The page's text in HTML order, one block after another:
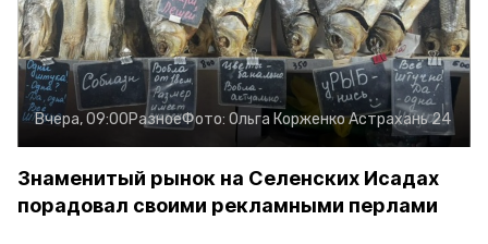
Вчера, 09:00РазноеФото: Ольга КорженкоАстрахань 24
Знаменитый рынок на Селенских Исадах
порадовал своими рекламными перлами